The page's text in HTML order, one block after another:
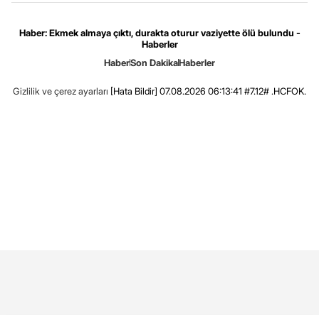
Haber: Ekmek almaya çıktı, durakta oturur vaziyette ölü bulundu -
Haberler
HaberSon DakikaHaberler
Gizlilik ve çerez ayarları [Hata Bildir] 07.08.2026 06:13:41 #7.12# .HCFOK.